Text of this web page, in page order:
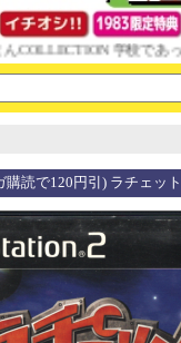
学校であった怖
購読で120円引) ラチェッ